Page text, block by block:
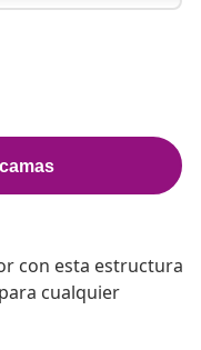
con esta estructura
cualquier